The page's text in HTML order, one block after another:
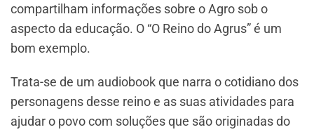
compartilham informações sobre o Agro sob o
aspecto da educação. O “O Reino do Agrus” é um
bom exemplo.
Trata-se de um audiobook que narra o cotidiano dos
personagens desse reino e as suas atividades para
ajudar o povo com soluções que são originadas do